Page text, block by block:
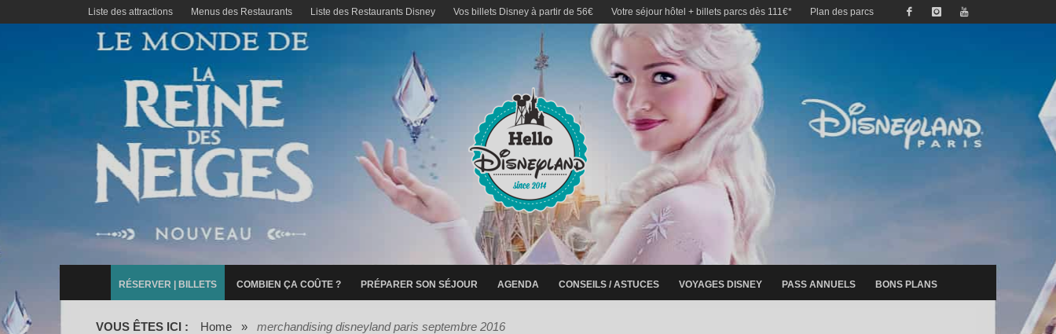
Liste des attractions Menus des Restaurants Liste des Restaurants Disney Vos billets Disney à partir de 56€ Votre séjour hôtel + billets parcs dès 111€* Plan des parcs
RÉSERVER | BILLETS COMBIEN ÇA COÛTE ? PRÉPARER SON SÉJOUR AGENDA CONSEILS / ASTUCES VOYAGES DISNEY PASS ANNUELS BONS PLANS
VOUS ÊTES ICI : Home » merchandising disneyland paris septembre 2016